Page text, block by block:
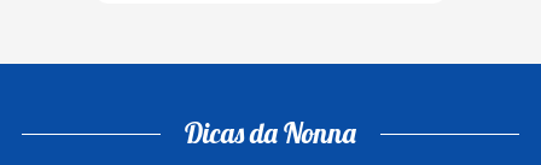
Dicas da Nonna